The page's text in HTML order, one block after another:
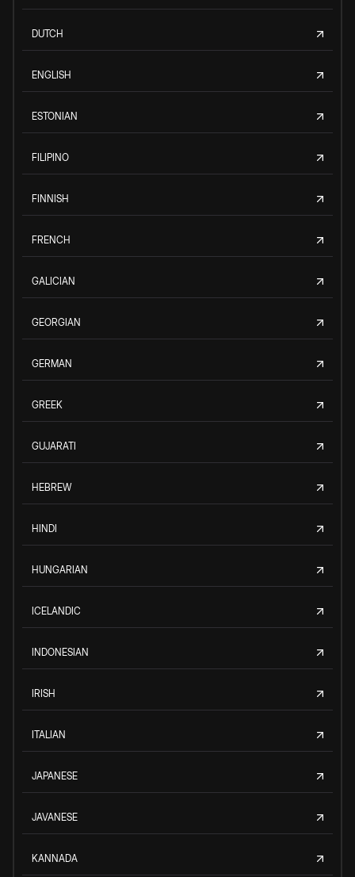
DUTCH
ENGLISH
ESTONIAN
FILIPINO
FINNISH
FRENCH
GALICIAN
GEORGIAN
GERMAN
GREEK
GUJARATI
HEBREW
HINDI
HUNGARIAN
ICELANDIC
INDONESIAN
IRISH
ITALIAN
JAPANESE
JAVANESE
KANNADA